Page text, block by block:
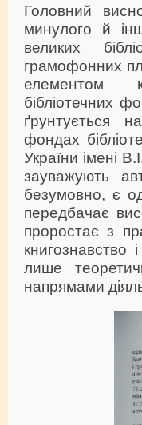
Головний
минулого й
великих
грамофонних
елементом
бібліотечних
ґрунтується
фондах
України імені
зауважують
безумовно, є
передбачає
проростає з
книгознавство
лише
напрямами